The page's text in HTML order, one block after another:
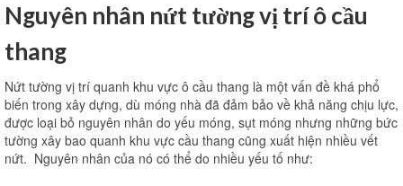
Kinh nghiệm làm nhà
Liên hệ
Nguyên nhân nứt tường vị trí ô cầu
thang
Nứt tường vị trí quanh khu vực ô cầu thang là một vấn đề khá phổ
biến trong xây dựng, dù móng nhà đã đảm bảo về khả năng chịu lực,
được loại bỏ nguyên nhân do yếu móng, sụt móng nhưng những bức
tường xây bao quanh khu vực cầu thang cũng xuất hiện nhiều vết
nứt. Nguyên nhân của nó có thể do nhiều yếu tố như: